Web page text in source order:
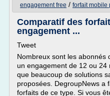
engagement free / forfait mobile
Comparatif des
engagement ...
Tweet
Nombreux sont les abonnés
un engagement de 12 ou
que beaucoup de solutions
proposées. DegroupNews a
forfaits de ce type. Si vous